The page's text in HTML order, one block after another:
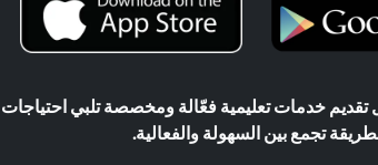
خدمات تعليمية فعّالة ومخصصة تلبي احتياجات
تجمع بين السهولة والفعالية.